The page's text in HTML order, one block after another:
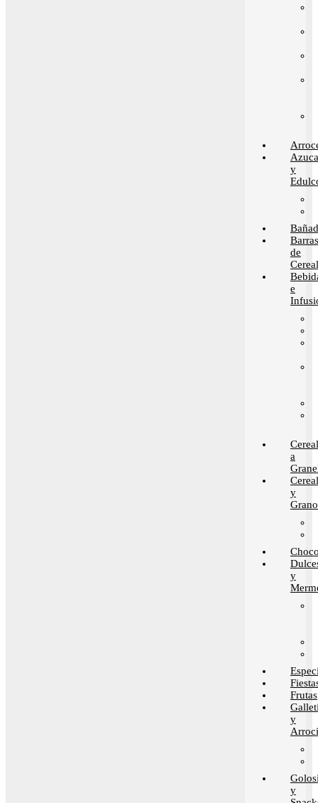
y
Barras
de
e
a
y
y
Frutas
y
y